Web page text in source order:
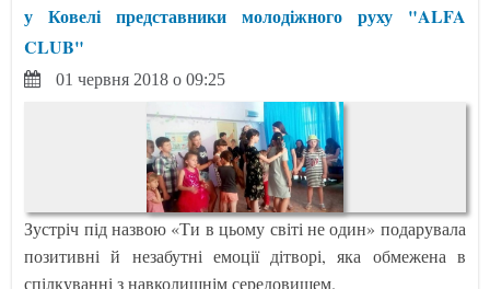
у Ковелі представники молодіжного руху "ALFA
CLUB"
01 червня 2018 о 09:25
Зустріч під назвою «Ти в цьому світі не один» подарувала
позитивні й незабутні емоції дітворі, яка обмежена в
спілкуванні з навколишнім середовищем.